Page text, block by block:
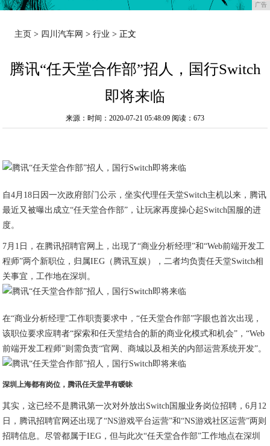
广告
主页 > 四川汽车网 >行业 > 正文
腾讯“任天堂合作部”招人，国行Switch
即将来临
来源：时间：2020-07-21 05:48:09 阅读：673
自4月18日因一次政府部门公示，坐实代理任天堂Switch主机以来，腾讯
最近又被曝出成立“任天堂合作部”，让玩家再度操心起Switch国服的进
度。
7月1日，在腾讯招聘官网上，出现了“商业分析经理”和“Web前端开发工
程师”两个新职位，归属IEG（腾讯互娱），二者均负责任天堂Switch相
关事宜，工作地在深圳。
在“商业分析经理”工作职责要求中，“任天堂合作部”字眼也首次出现，
该职位要求应聘者“探索和任天堂结合的新的商业化模式和机会”，“Web
前端开发工程师”则需负责“官网、商城以及相关的内部运营系统开发”。
深圳上海都有岗位，腾讯任天堂早有暧昧
其实，这已经不是腾讯第一次对外放出Switch国服业务岗位招聘，6月12
日，腾讯招聘官网还出现了“NS游戏平台运营”和“NS游戏社区运营”两则
招聘信息。尽管都属于IEG，但与此次“任天堂合作部”工作地点在深圳